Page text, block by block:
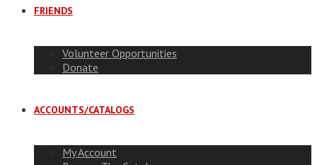
FRIENDS
Volunteer Opportunities
Donate
ACCOUNTS/CATALOGS
My Account